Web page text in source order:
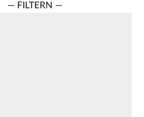
— FILTERN —